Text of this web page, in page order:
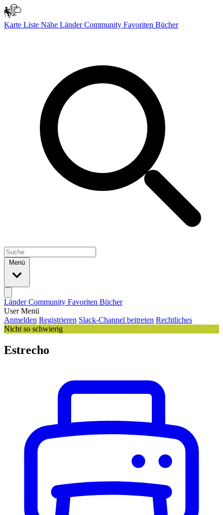
Karte Liste Nähe LänderCommunity Favoriten Bücher
Menü
LänderCommunity Favoriten Bücher
User Menü
Anmelden Registrieren Slack-Channel beitreten Rechtliches
Nicht so schwierig
Estrecho